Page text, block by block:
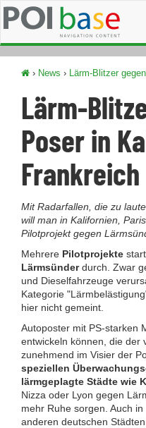
› News › Lärm-Blitzer
Lärm-
Poser in
Frankreich
Mit Radarfallen, die zu
will man in Kalifornien,
Pilotprojekt gegen
Mehrere Pilotprojekte
Lärmsünderdurch. Zwar
und Dieselfahrzeuge
Kategorie
hier nicht gemeint.
Autoposter mit PS-starken
entwickeln können, die der
zunehmend im Visier der
speziellen
lärmgeplagte Städte wie
Nizza oder Lyon gegen
mehr Ruhe sorgen. Auch
anderen deutschen